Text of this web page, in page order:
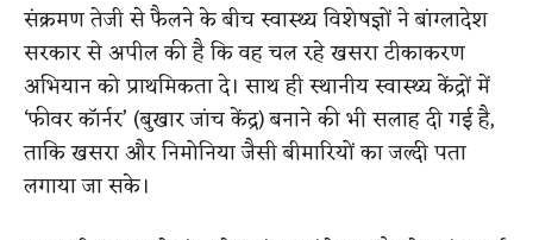
संक्रमण तेजी से फैलने के बीच स्वास्थ्य विशेषज्ञों ने बांग्लादेश
सरकार से अपील की है कि वह चल रहे खसरा टीकाकरण
अभियान को प्राथमिकता दे। साथ ही स्थानीय स्वास्थ्य केंद्रों में
‘फीवर कॉर्नर’ (बुखार जांच केंद्र) बनाने की भी सलाह दी गई है,
ताकि खसरा और निमोनिया जैसी बीमारियों का जल्दी पता
लगाया जा सके।